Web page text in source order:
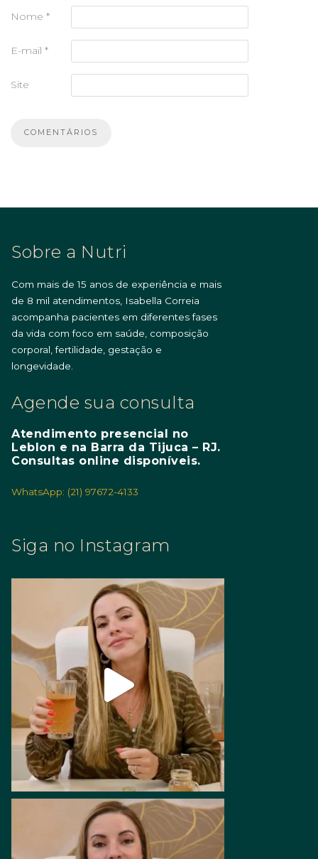
Nome *
E-mail *
Site
Sobre a Nutri
Com mais de 15 anos de experiência e mais
de 8 mil atendimentos, Isabella Correia
acompanha pacientes em diferentes fases
da vida com foco em saúde, composição
corporal, fertilidade, gestação e
longevidade.
Agende sua consulta
Atendimento presencial no
Leblon e na Barra da Tijuca – RJ.
Consultas online disponíveis.
WhatsApp: (21) 97672-4133
Siga no Instagram